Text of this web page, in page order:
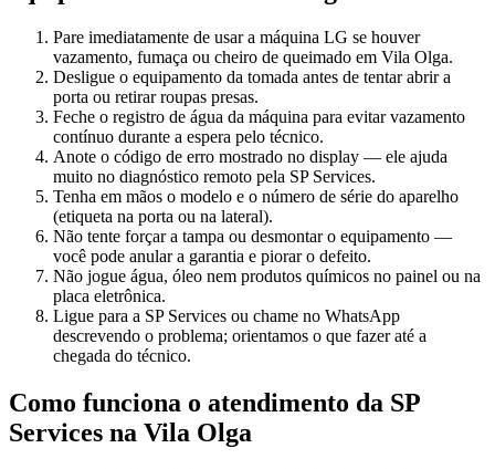
Pare imediatamente de usar a máquina LG se houver
vazamento, fumaça ou cheiro de queimado em Vila Olga.
Desligue o equipamento da tomada antes de tentar abrir a
porta ou retirar roupas presas.
Feche o registro de água da máquina para evitar vazamento
contínuo durante a espera pelo técnico.
Anote o código de erro mostrado no display — ele ajuda
muito no diagnóstico remoto pela SP Services.
Tenha em mãos o modelo e o número de série do aparelho
(etiqueta na porta ou na lateral).
Não tente forçar a tampa ou desmontar o equipamento —
você pode anular a garantia e piorar o defeito.
Não jogue água, óleo nem produtos químicos no painel ou na
placa eletrônica.
Ligue para a SP Services ou chame no WhatsApp
descrevendo o problema; orientamos o que fazer até a
chegada do técnico.
Como funciona o atendimento da SP
Services na Vila Olga